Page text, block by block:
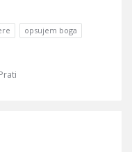
opsujem boga
Prati